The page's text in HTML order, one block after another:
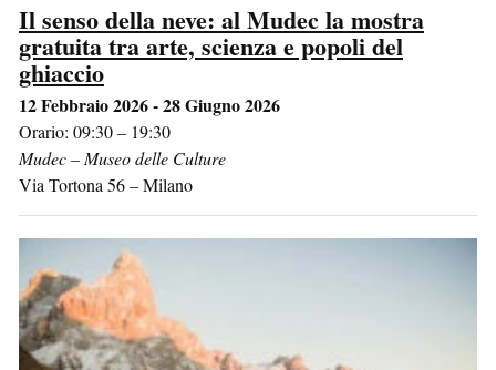
Il senso della neve: al Mudec la mostra
gratuita tra arte, scienza e popoli del
ghiaccio
12 Febbraio 2026 - 28 Giugno 2026
Orario: 09:30 – 19:30
Mudec – Museo delle Culture
Via Tortona 56–Milano